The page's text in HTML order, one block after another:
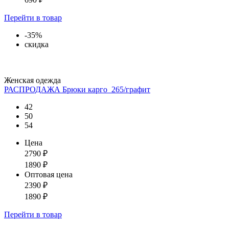
Перейти в товар
-35%
скидка
Женская одежда
РАСПРОДАЖА Брюки карго_265/графит
42
50
54
Цена
2790 ₽
1890 ₽
Оптовая цена
2390 ₽
1890 ₽
Перейти в товар